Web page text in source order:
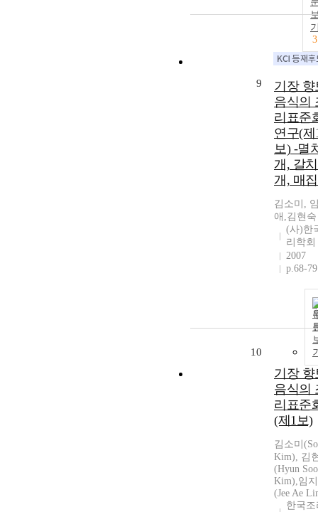
3
9
기장 향
음식의
리표준
연구(제
보) -멸
개, 갈
개, 매
김소미,
애,김현숙
(사)한
리학회
2007
p.68-79
10
기장 향
음식의
리표준
(제1보)
김소미
Kim), 김
(Hyun
Kim),임
(Jee Ae
한국